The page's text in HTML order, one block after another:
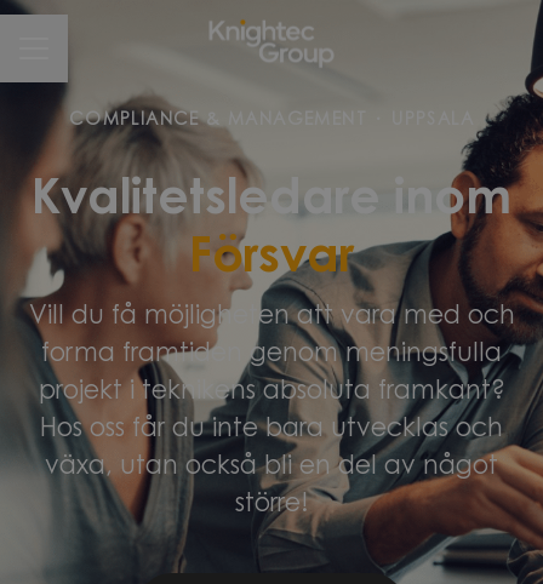
COMPLIANCE & MANAGEMENT
Kvalitetsledare inom
Försvar
Vill du få möjligheten att vara med och
forma framtiden genom meningsfulla
projekt i teknikens absoluta framkant?
Hos oss får du inte bara utvecklas och
växa, utan också bli en del av något
större!